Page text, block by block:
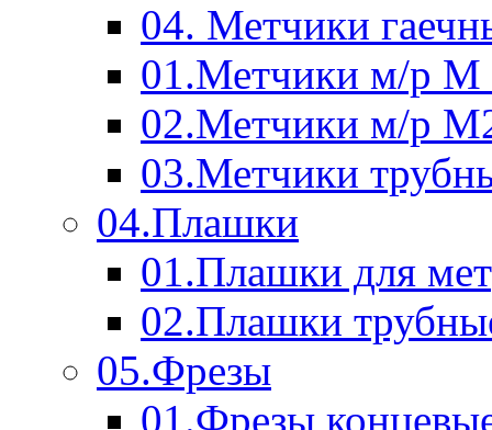
04. Метчики
01.Метчики м/р М
02.Метчики м/р
03.Метчики
04.Плашки
01.Плашки для
02.Плашки
05.Фрезы
01.Фрезы